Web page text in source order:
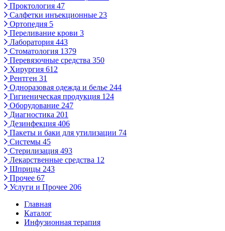
Проктология 47
Салфетки инъекционные 23
Ортопедия 5
Переливание крови 3
Лаборатория 443
Стоматология 1379
Перевязочные средства 350
Хирургия 612
Рентген 31
Одноразовая одежда и белье 244
Гигиеническая продукция 124
Оборудование 247
Диагностика 201
Дезинфекция 406
Пакеты и баки для утилизации 74
Системы 45
Стерилизация 493
Лекарственные средства 12
Шприцы 243
Прочее 67
Услуги и Прочее 206
Главная
Каталог
Инфузионная терапия